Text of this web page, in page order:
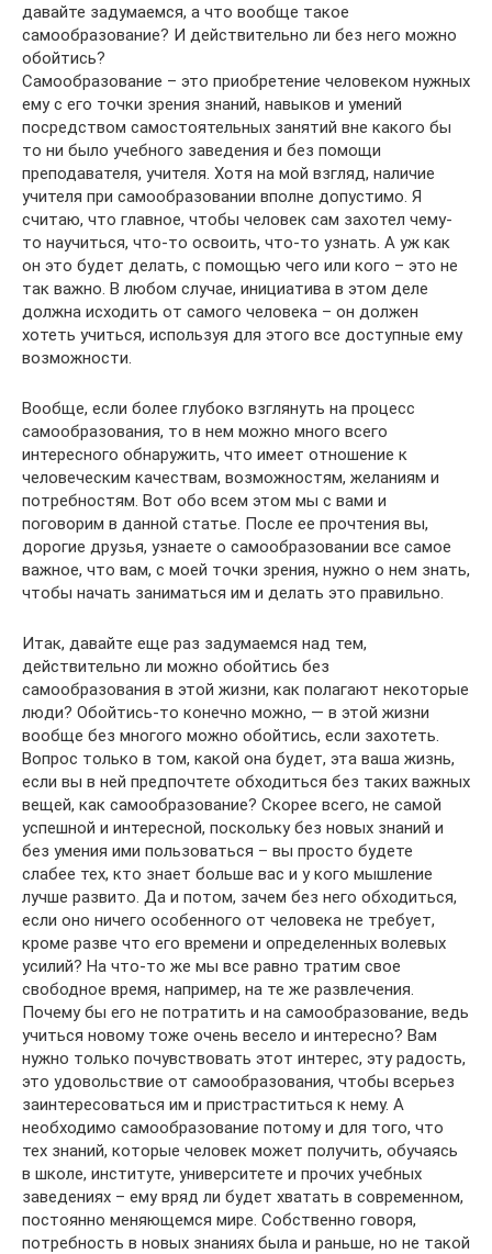
давайте задумаемся, а что вообще такое
самообразование? И действительно ли без него можно
обойтись?
Самообразование – это приобретение человеком нужных
ему с его точки зрения знаний, навыков и умений
посредством самостоятельных занятий вне какого бы
то ни было учебного заведения и без помощи
преподавателя, учителя. Хотя на мой взгляд, наличие
учителя при самообразовании вполне допустимо. Я
считаю, что главное, чтобы человек сам захотел чему-
то научиться, что-то освоить, что-то узнать. А уж как
он это будет делать, с помощью чего или кого – это не
так важно. В любом случае, инициатива в этом деле
должна исходить от самого человека – он должен
хотеть учиться, используя для этого все доступные ему
возможности.
Вообще, если более глубоко взглянуть на процесс
самообразования, то в нем можно много всего
интересного обнаружить, что имеет отношение к
человеческим качествам, возможностям, желаниям и
потребностям. Вот обо всем этом мы с вами и
поговорим в данной статье. После ее прочтения вы,
дорогие друзья, узнаете о самообразовании все самое
важное, что вам, с моей точки зрения, нужно о нем знать,
чтобы начать заниматься им и делать это правильно.
Итак, давайте еще раз задумаемся над тем,
действительно ли можно обойтись без
самообразования в этой жизни, как полагают некоторые
люди? Обойтись-то конечно можно, — в этой жизни
вообще без многого можно обойтись, если захотеть.
Вопрос только в том, какой она будет, эта ваша жизнь,
если вы в ней предпочтете обходиться без таких важных
вещей, как самообразование? Скорее всего, не самой
успешной и интересной, поскольку без новых знаний и
без умения ими пользоваться – вы просто будете
слабее тех, кто знает больше вас и у кого мышление
лучше развито. Да и потом, зачем без него обходиться,
если оно ничего особенного от человека не требует,
кроме разве что его времени и определенных волевых
усилий? На что-то же мы все равно тратим свое
свободное время, например, на те же развлечения.
Почему бы его не потратить и на самообразование, ведь
учиться новому тоже очень весело и интересно? Вам
нужно только почувствовать этот интерес, эту радость,
это удовольствие от самообразования, чтобы всерьез
заинтересоваться им и пристраститься к нему. А
необходимо самообразование потому и для того, что
тех знаний, которые человек может получить, обучаясь
в школе, институте, университете и прочих учебных
заведениях – ему вряд ли будет хватать в современном,
постоянно меняющемся мире. Собственно говоря,
потребность в новых знаниях была и раньше, но не такой